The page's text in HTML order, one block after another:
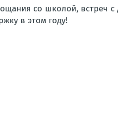
со школой, встреч
в этом году!